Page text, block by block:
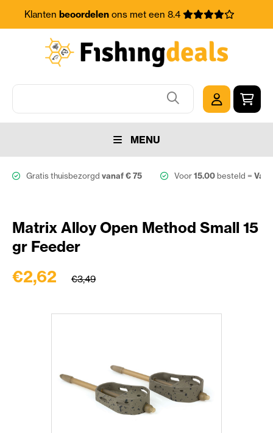
Klanten beoordelenons met een 8.4
MENU
Gratis thuisbezorgd vanaf € 75 Voor15.00besteld =
Matrix Alloy Open Method Small 15
gr Feeder
€2,62 €3,49